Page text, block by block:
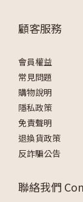
顧客服務
會員權益
常見問題
購物說明
隱私政策
免責聲明
退換貨政策
反詐騙公告
聯絡我們